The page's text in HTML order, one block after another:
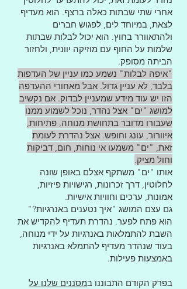
אחרי שתי שבתות כאלה ברצף. הוא מעדיף
לצאת, במיוחד לים, לפגוש חברים
ולהתאוורר בחוץ. הוא יכול לבלות שבתות
שלמות על החוף עם מוזיקה יוונית, ולחזור
הביתה מסופק.
"איפה לבלות" נשמע כמו עניין של העדפות
בלבד, לא עניין גדול. אבל מאחורי ההעדפה
הזו יש עוד מידע שמעניין לבדוק. אם נקשיב
למושג "ים" אצל נהדר, נוכל לשמוע ממנו
שעבורו מדובר בתחושת מנוחה, פתיחות,
איוורור, עונג וחופש. אצל נהדרת לעומת
זאת, "ים" משמעו אי נוחות, חום, דביקות
וחול מציק.
אותו "ים" משתקף אצלם באופן שונה
לחלוטין, דרך זכרונות, רגישויות פיזיות,
אמונות, ערכים וחוויות אישיות.
גם עצם המושג "איך נטענים באנרגיות?"
הוא פתח לפער. נהדרת תעדיף להקדיש את
השבת להתמלאות באנרגיות על ידי מנוחה,
בעוד שנהדר מעדיף להתמלא באנרגיות
באמצעות פעילות.
בפרק הקודם התבוננו במסננים שלנו על